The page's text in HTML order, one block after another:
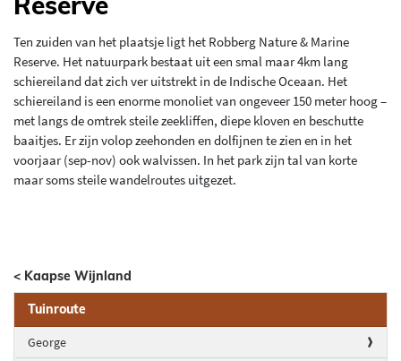
< Kaapse Wijnland
Tuinroute
George
Ten zuiden van het plaatsje ligt het Robberg Nature & Marine
Reserve. Het natuurpark bestaat uit een smal maar 4km lang
schiereiland dat zich ver uitstrekt in de Indische Oceaan. Het
schiereiland is een enorme monoliet van ongeveer 150 meter hoog –
met langs de omtrek steile zeekliffen, diepe kloven en beschutte
baaitjes. Er zijn volop zeehonden en dolfijnen te zien en in het
voorjaar (sep-nov) ook walvissen. In het park zijn tal van korte
maar soms steile wandelroutes uitgezet.